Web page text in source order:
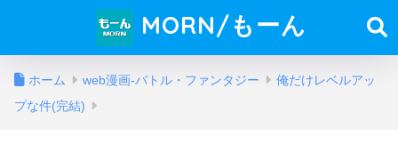
MORN/もーん
ホーム web漫画-バトル・ファンタジー
俺だけレベルアッ
プな件(完結)